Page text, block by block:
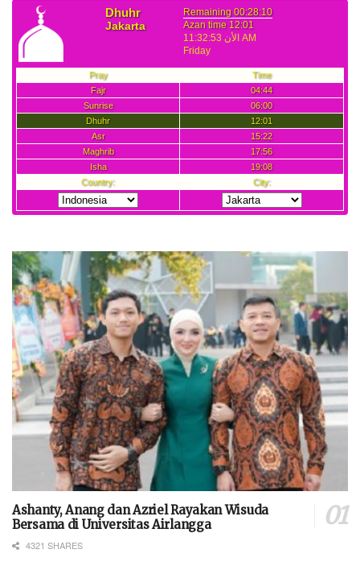
Ashanty, Anang dan Azriel Rayakan Wisuda
Bersama di Universitas Airlangga
4321 SHARES